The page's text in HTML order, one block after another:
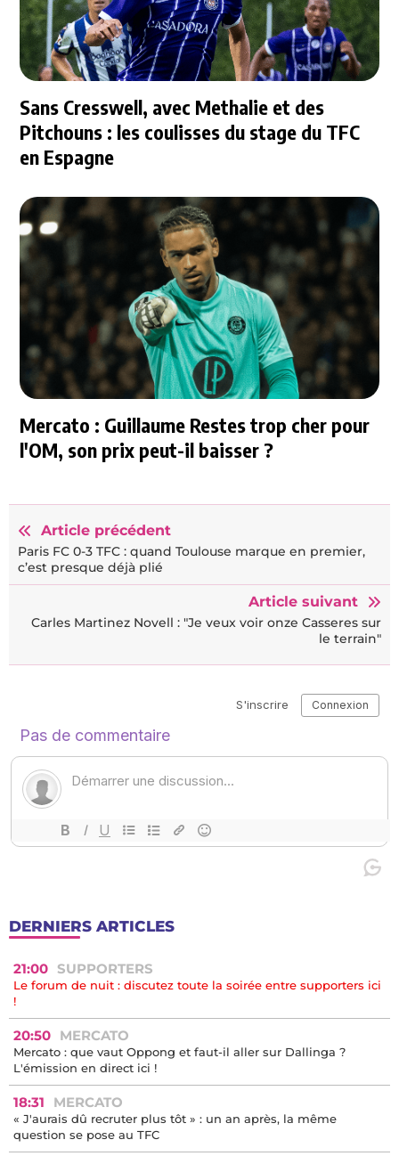
Sans Cresswell, avec Methalie et des
Pitchouns : les coulisses du stage du TFC
en Espagne
Mercato : Guillaume Restes trop cher pour
l'OM, son prix peut-il baisser ?
Article précédent
Paris FC 0-3 TFC : quand Toulouse marque en premier,
c’est presque déjà plié
Article suivant
Carles Martinez Novell : "Je veux voir onze Casseres sur
le terrain"
DERNIERS ARTICLES
21:00 SUPPORTERS
Le forum de nuit : discutez toute la soirée entre supporters ici
!
20:50 MERCATO
Mercato : que vaut Oppong et faut-il aller sur Dallinga ?
L'émission en direct ici !
18:31 MERCATO
« J'aurais dû recruter plus tôt » : un an après, la même
question se pose au TFC